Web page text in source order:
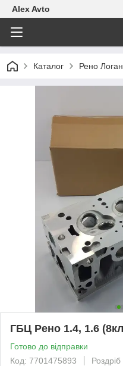
Alex Avto
Каталог Рено Логан
ГБЦ Рено 1.4, 1.6
Готово до відправки
Код: 7701475893
Роздріб